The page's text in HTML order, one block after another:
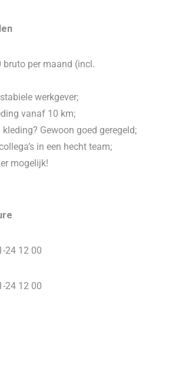
per maand (incl.
werkgever;
vanaf 10 km;
Gewoon goed geregeld;
in een hecht team;
mogelijk!
24 12 00
24 12 00